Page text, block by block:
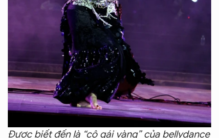
Được biết đến là “cô gái vàng” của bellydance